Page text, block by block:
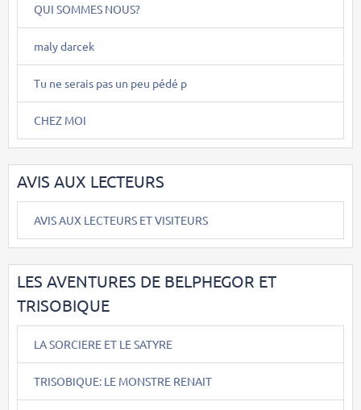
QUI SOMMES NOUS?
maly darcek
Tu ne serais pas un peu pédé p
CHEZ MOI
AVIS AUX LECTEURS
AVIS AUX LECTEURS ET VISITEURS
LES AVENTURES DE BELPHEGOR ET
TRISOBIQUE
LA SORCIERE ET LE SATYRE
TRISOBIQUE: LE MONSTRE RENAIT